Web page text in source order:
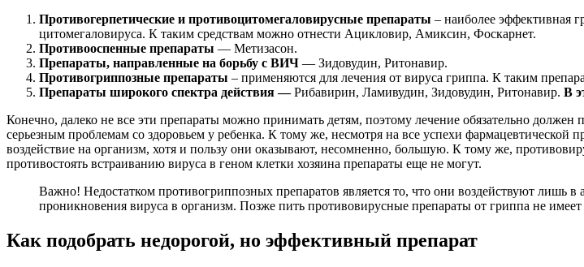
Противогерпетические и противоцитомегаловирусные препараты – наиболее эффективная
цитомегаловируса. К таким средствам можно отнести Ацикловир, Амиксин, Фоскарнет.
Противооспенные препараты — Метизасон.
Препараты, направленные на борьбу с ВИЧ — Зидовудин, Ритонавир.
Противогриппозные препараты – применяются для лечения от вируса гриппа. К таким
Препараты широкого спектра действия —Рибавирин, Ламивудин, Зидовудин, Ритонавир. В
Конечно, далеко не все эти препараты можно принимать детям, поэтому лечение обязательно
серьезным проблемам со здоровьем у ребенка. К тому же, несмотря на все успехи фармацевтической
воздействие на организм, хотя и пользу они оказывают, несомненно, большую. К тому же,
противостоять встраиванию вируса в геном клетки хозяина препараты еще не могут.
Важно! Недостатком противогриппозных препаратов является то, что они воздействуют лишь
проникновения вируса в организм. Позже пить противовирусные препараты от гриппа не
Как подобрать недорогой, но эффективный препарат